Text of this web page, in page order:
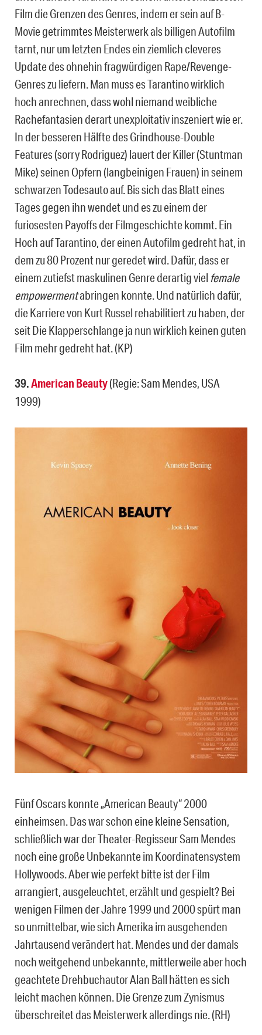
Film die Grenzen des Genres, indem er sein auf B-
Movie getrimmtes Meisterwerk als billigen Autofilm
tarnt, nur um letzten Endes ein ziemlich cleveres
Update des ohnehin fragwürdigen Rape/Revenge-
Genres zu liefern. Man muss es Tarantino wirklich
hoch anrechnen, dass wohl niemand weibliche
Rachefantasien derart unexploitativ inszeniert wie er.
In der besseren Hälfte des Grindhouse-Double
Features (sorry Rodriguez) lauert der Killer (Stuntman
Mike) seinen Opfern (langbeinigen Frauen) in seinem
schwarzen Todesauto auf. Bis sich das Blatt eines
Tages gegen ihn wendet und es zu einem der
furiosesten Payoffs der Filmgeschichte kommt. Ein
Hoch auf Tarantino, der einen Autofilm gedreht hat, in
dem zu 80 Prozent nur geredet wird. Dafür, dass er
einem zutiefst maskulinen Genre derartig viel female
empowermentabringen konnte. Und natürlich dafür,
die Karriere von Kurt Russel rehabilitiert zu haben, der
seit Die Klapperschlange ja nun wirklich keinen guten
Film mehr gedreht hat. (KP)
39.American Beauty(Regie: Sam Mendes, USA
1999)
Fünf Oscars konnte „American Beauty“ 2000
einheimsen. Das war schon eine kleine Sensation,
schließlich war der Theater-Regisseur Sam Mendes
noch eine große Unbekannte im Koordinatensystem
Hollywoods. Aber wie perfekt bitte ist der Film
arrangiert, ausgeleuchtet, erzählt und gespielt? Bei
wenigen Filmen der Jahre 1999 und 2000 spürt man
so unmittelbar, wie sich Amerika im ausgehenden
Jahrtausend verändert hat. Mendes und der damals
noch weitgehend unbekannte, mittlerweile aber hoch
geachtete Drehbuchautor Alan Ball hätten es sich
leicht machen können. Die Grenze zum Zynismus
überschreitet das Meisterwerk allerdings nie. (RH)